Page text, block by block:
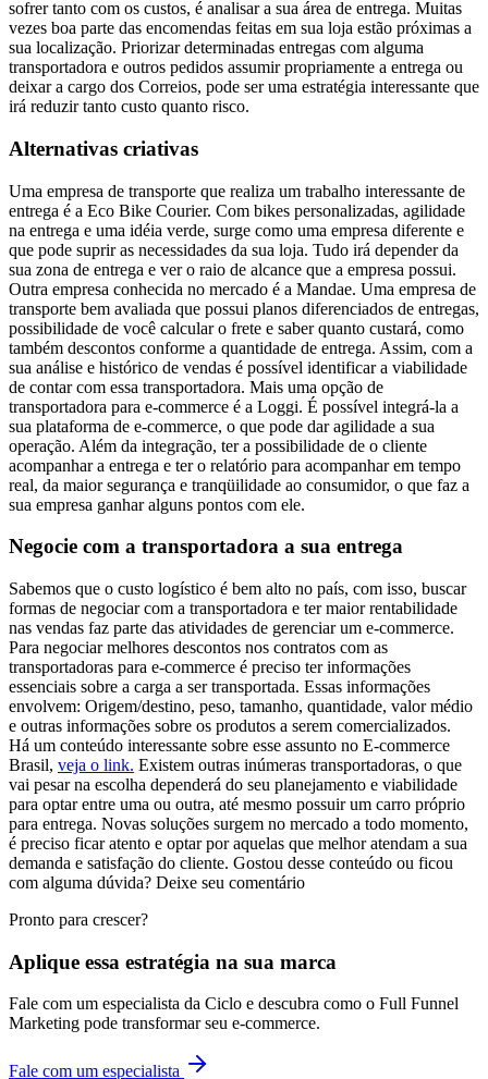
sofrer tanto com os custos, é analisar a sua área de entrega. Muitas
vezes boa parte das encomendas feitas em sua loja estão próximas a
sua localização. Priorizar determinadas entregas com alguma
transportadora e outros pedidos assumir propriamente a entrega ou
deixar a cargo dos Correios, pode ser uma estratégia interessante que
irá reduzir tanto custo quanto risco.
Alternativas criativas
Uma empresa de transporte que realiza um trabalho interessante de
entrega é a Eco Bike Courier. Com bikes personalizadas, agilidade
na entrega e uma idéia verde, surge como uma empresa diferente e
que pode suprir as necessidades da sua loja. Tudo irá depender da
sua zona de entrega e ver o raio de alcance que a empresa possui.
Outra empresa conhecida no mercado é a Mandae. Uma empresa de
transporte bem avaliada que possui planos diferenciados de entregas,
possibilidade de você calcular o frete e saber quanto custará, como
também descontos conforme a quantidade de entrega. Assim, com a
sua análise e histórico de vendas é possível identificar a viabilidade
de contar com essa transportadora. Mais uma opção de
transportadora para e-commerce é a Loggi. É possível integrá-la a
sua plataforma de e-commerce, o que pode dar agilidade a sua
operação. Além da integração, ter a possibilidade de o cliente
acompanhar a entrega e ter o relatório para acompanhar em tempo
real, da maior segurança e tranqüilidade ao consumidor, o que faz a
sua empresa ganhar alguns pontos com ele.
Negocie com a transportadora a sua entrega
Sabemos que o custo logístico é bem alto no país, com isso, buscar
formas de negociar com a transportadora e ter maior rentabilidade
nas vendas faz parte das atividades de gerenciar um e-commerce.
Para negociar melhores descontos nos contratos com as
transportadoras para e-commerce é preciso ter informações
essenciais sobre a carga a ser transportada. Essas informações
envolvem: Origem/destino, peso, tamanho, quantidade, valor médio
e outras informações sobre os produtos a serem comercializados.
Há um conteúdo interessante sobre esse assunto no E-commerce
Brasil, veja o link. Existem outras inúmeras transportadoras, o que
vai pesar na escolha dependerá do seu planejamento e viabilidade
para optar entre uma ou outra, até mesmo possuir um carro próprio
para entrega. Novas soluções surgem no mercado a todo momento,
é preciso ficar atento e optar por aquelas que melhor atendam a sua
demanda e satisfação do cliente. Gostou desse conteúdo ou ficou
com alguma dúvida? Deixe seu comentário
Pronto para crescer?
Aplique essa estratégia na sua marca
Fale com um especialista da Ciclo e descubra como o Full Funnel
Marketing pode transformar seu e-commerce.
Fale com um especialista